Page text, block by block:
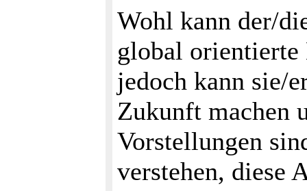
Wohl kann der/
global orientierte
jedoch kann sie/
Zukunft machen
Vorstellungen
verstehen, diese